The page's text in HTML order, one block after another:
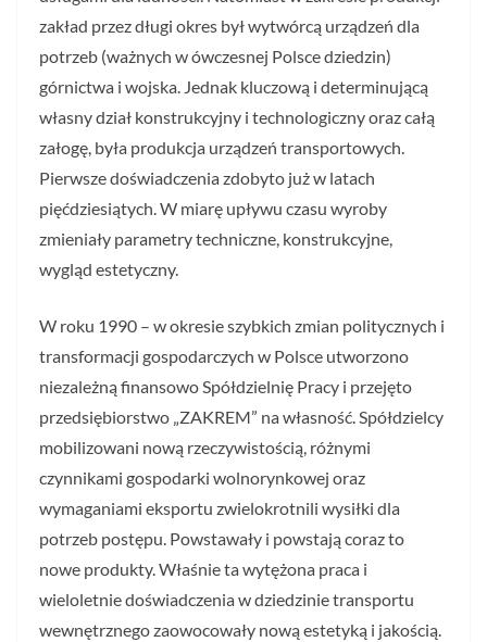
zakład przez długi okres był wytwórcą urządzeń dla
potrzeb (ważnych w ówczesnej Polsce dziedzin)
górnictwa i wojska. Jednak kluczową i determinującą
własny dział konstrukcyjny i technologiczny oraz całą
załogę, była produkcja urządzeń transportowych.
Pierwsze doświadczenia zdobyto już w latach
pięćdziesiątych. W miarę upływu czasu wyroby
zmieniały parametry techniczne, konstrukcyjne,
wygląd estetyczny.
W roku 1990 – w okresie szybkich zmian politycznych i
transformacji gospodarczych w Polsce utworzono
niezależną finansowo Spółdzielnię Pracy i przejęto
przedsiębiorstwo „ZAKREM” na własność. Spółdzielcy
mobilizowani nową rzeczywistością, różnymi
czynnikami gospodarki wolnorynkowej oraz
wymaganiami eksportu zwielokrotnili wysiłki dla
potrzeb postępu. Powstawały i powstają coraz to
nowe produkty. Właśnie ta wytężona praca i
wieloletnie doświadczenia w dziedzinie transportu
wewnętrznego zaowocowały nową estetyką i jakością.